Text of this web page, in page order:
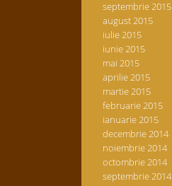
septembrie 2015
august 2015
iulie 2015
iunie 2015
mai 2015
aprilie 2015
martie 2015
februarie 2015
ianuarie 2015
decembrie 2014
noiembrie 2014
octombrie 2014
septembrie 2014